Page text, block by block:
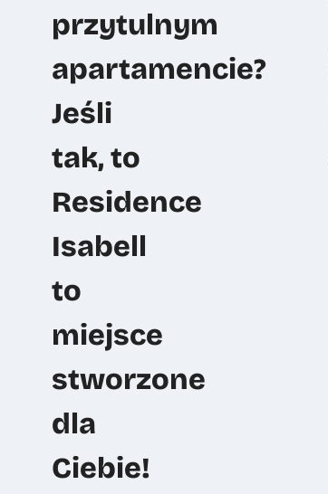
przytulnym
apartamencie?
Jeśli
tak, to
Residence
Isabell
to
miejsce
stworzone
dla
Ciebie!